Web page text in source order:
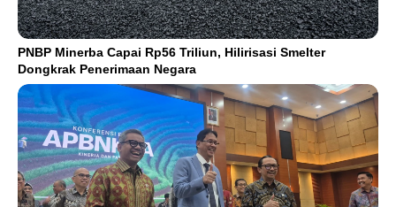
PNBP Minerba Capai Rp56 Triliun, Hilirisasi Smelter
Dongkrak Penerimaan Negara